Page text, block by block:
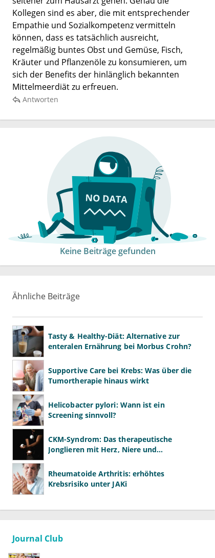
Kollegen sind es aber, die mit entsprechender
Empathie und Sozialkompetenz vermitteln
können, dass es tatsächlich ausreicht,
regelmäßig buntes Obst und Gemüse, Fisch,
Kräuter und Pflanzenöle zu konsumieren, um
sich der Benefits der hinlänglich bekannten
Mittelmeerdiät zu erfreuen.
Antworten
Keine Beiträge gefunden
Ähnliche Beiträge
Tasty & Healthy-Diät: Alternative zur
enteralen Ernährung bei Morbus Crohn?
Supportive Care bei Krebs: Was über die
Tumortherapie hinaus wirkt
Helicobacter pylori: Wann ist ein
Screening sinnvoll?
CKM-Syndrom: Das therapeutische
Jonglieren mit Herz, Niere und
Rheumatoide Arthritis: erhöhtes
Krebsrisiko unter JAKi
Journal Club